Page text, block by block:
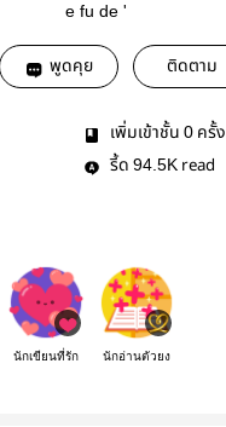
e fu de '
พูดคุย ติดตาม
เพิ่มเข้าชั้น 0 ครั้ง
รี้ด 94.5K read
นักเขียนที่รัก นักอ่านตัวยง